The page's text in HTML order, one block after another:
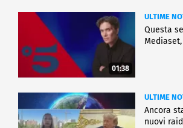
01:38
ULTIME
Questa
ULTIME
Ancora
nuovi